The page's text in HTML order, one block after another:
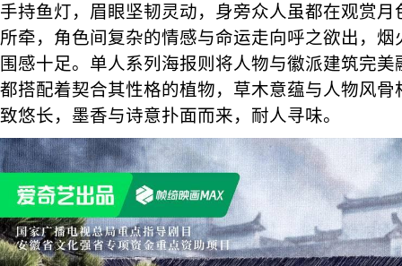
手持鱼灯，眉眼坚韧灵动，身旁众人虽都在观赏
所牵，角色间复杂的情感与命运走向呼之欲出，
围感十足。单人系列海报则将人物与徽派建筑完
都搭配着契合其性格的植物，草木意蕴与人物风
致悠长，墨香与诗意扑面而来，耐人寻味。